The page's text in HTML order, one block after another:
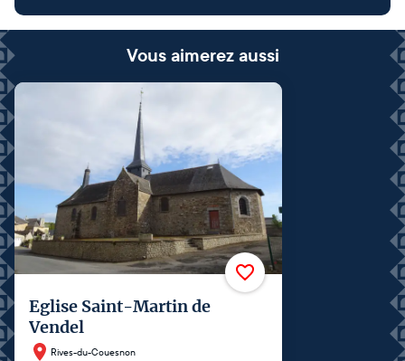
Vous aimerez aussi
Eglise Saint-Martin de
Vendel
Rives-du-Couesnon